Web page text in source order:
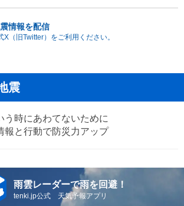
情報を配信
X（旧Twitter）をご利用ください。
震
う時にあわてないために
報と行動で防災力アップ
雨雲レーダーで雨を回避！
tenki.jp公式 天気予報アプリ